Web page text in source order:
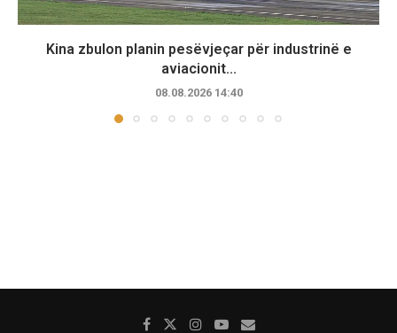
Kina zbulon planin pesëvjeçar për industrinë e
aviacionit...
08.08.2026 14:40